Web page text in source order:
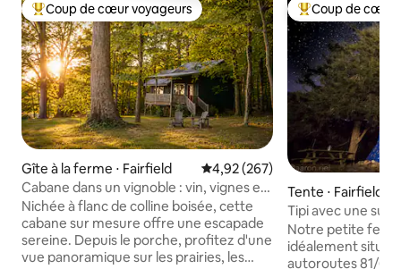
Coups de cœur voyageurs les plus appréciés
Coup de cœur voyageurs
Gîte à la ferme ⋅ Fairfield Évaluation moyenne sur la
4,92 (267)
Cabane dans un vignoble : vin, vignes et
vues près de W&L, VMI
Nichée à flanc de colline boisée, cette
cabane sur mesure offre une escapade
sereine. Depuis le porche, profitez d'une
vue panoramique sur les prairies, les
Coups de cœur
Coup de cœur
Tente ⋅ Fairfield
Tipi avec une
montagnes Blue
Notre petite
idéalement située
autoroutes 81/64